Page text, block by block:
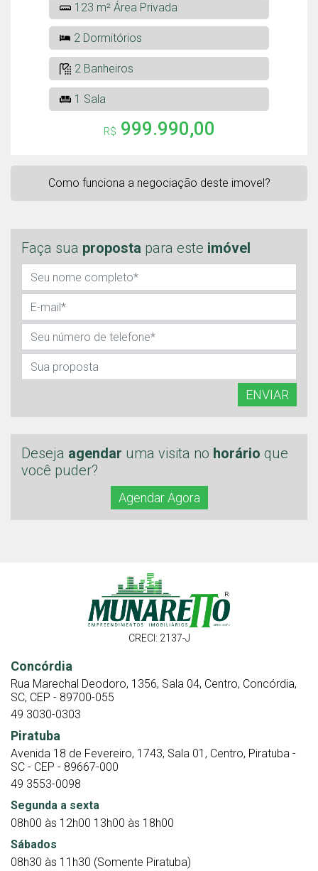
Faça sua proposta para este imóvel
ENVIAR
Deseja agendar uma visita no horário que
você puder?
Agendar Agora
123 m² Área Privada
2 Dormitórios
2 Banheiros
1 Sala
R$ 999.990,00
Como funciona a negociação deste imovel?
CRECI: 2137-J
Concórdia
Rua Marechal Deodoro, 1356, Sala 04, Centro, Concórdia,
SC, CEP - 89700-055
49 3030-0303
Piratuba
Avenida 18 de Fevereiro, 1743, Sala 01, Centro, Piratuba -
SC - CEP - 89667-000
49 3553-0098
Segunda a sexta
08h00 às 12h00 13h00 às 18h00
Sábados
08h30 às 11h30 (Somente Piratuba)